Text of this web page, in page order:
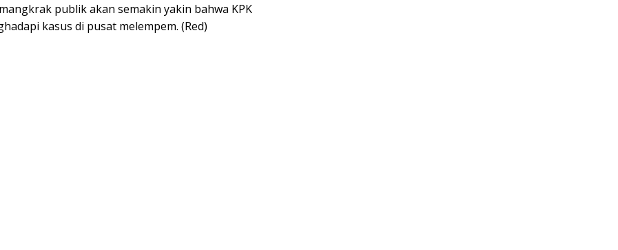
publik akan semakin yakin bahwa KPK
kasus di pusat melempem. (Red)